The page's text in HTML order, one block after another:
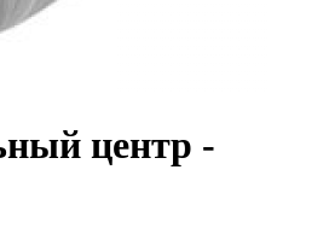
центр -